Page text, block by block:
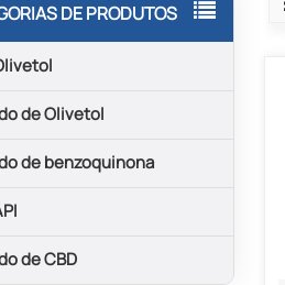
DE PRODUTOS
de Olivetol
de benzoquinona
de CBD